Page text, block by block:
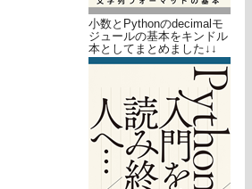
小数とPythonのdecimalモ
ジュールの基本をキンドル
本としてまとめました↓↓